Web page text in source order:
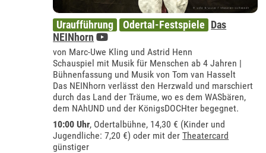
Uraufführung Odertal-Festspiele Das
NEINhorn
von Marc-Uwe Kling und Astrid Henn
Schauspiel mit Musik für Menschen ab 4 Jahren |
Bühnenfassung und Musik von Tom van Hasselt
Das NEINhorn verlässt den Herzwald und marschiert
durch das Land der Träume, wo es dem WASbären,
dem NAhUND und der KönigsDOCHter begegnet.
10:00 Uhr, Odertalbühne, 14,30 € (Kinder und
Jugendliche: 7,20 €) oder mit derTheatercard
günstiger